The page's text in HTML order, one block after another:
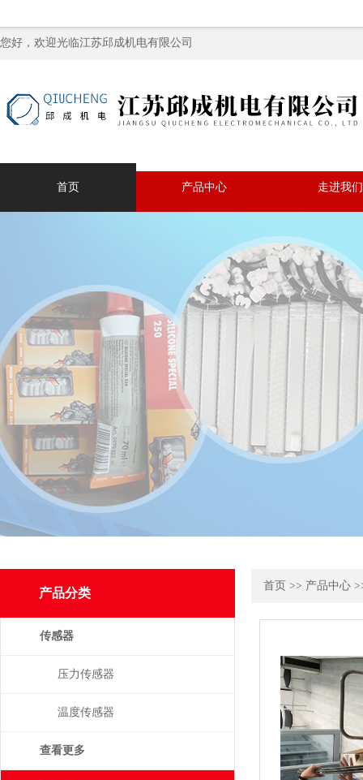
您好，欢迎光临江苏邱成机电有限公司
首页 产品中心 走进我们
产品分类
传感器
压力传感器
温度传感器
查看更多
首页 >> 产品中心